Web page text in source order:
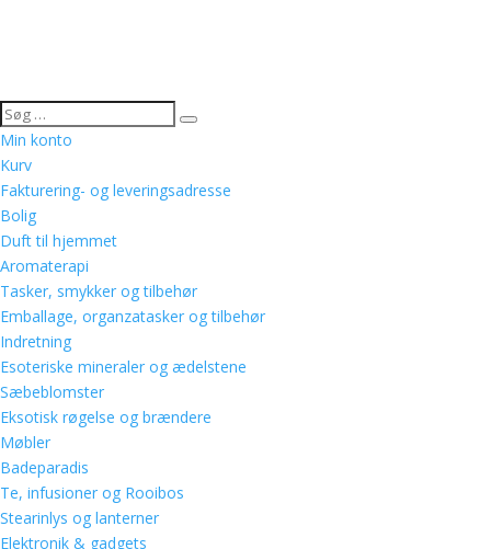
Min konto
Kurv
Fakturering- og leveringsadresse
Bolig
Duft til hjemmet
Aromaterapi
Tasker, smykker og tilbehør
Emballage, organzatasker og tilbehør
Indretning
Esoteriske mineraler og ædelstene
Sæbeblomster
Eksotisk røgelse og brændere
Møbler
Badeparadis
Te, infusioner og Rooibos
Stearinlys og lanterner
Elektronik & gadgets